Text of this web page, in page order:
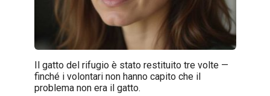
Il gatto del rifugio è stato restituito tre volte —
finché i volontari non hanno capito che il
problema non era il gatto.